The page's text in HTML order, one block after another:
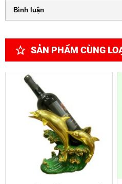
Bình luận
SẢN PHẨM CÙNG